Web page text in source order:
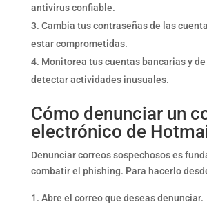
antivirus confiable.
Cambia tus contraseñas de las
estar comprometidas.
Monitorea tus cuentas bancarias y
detectar actividades inusuales.
Cómo denunciar un
electrónico de
Denunciar correos sospechosos es
combatir el phishing. Para hacerlo
Abre el correo que deseas denunciar.